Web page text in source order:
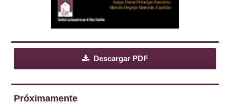
Descargar PDF
Próximamente